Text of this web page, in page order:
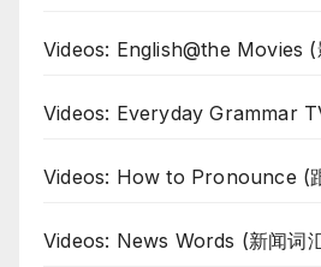
Videos: English@the Movies (
Videos: Everyday Grammar
Videos: How to Pronounce (
Videos: News Words (新闻词